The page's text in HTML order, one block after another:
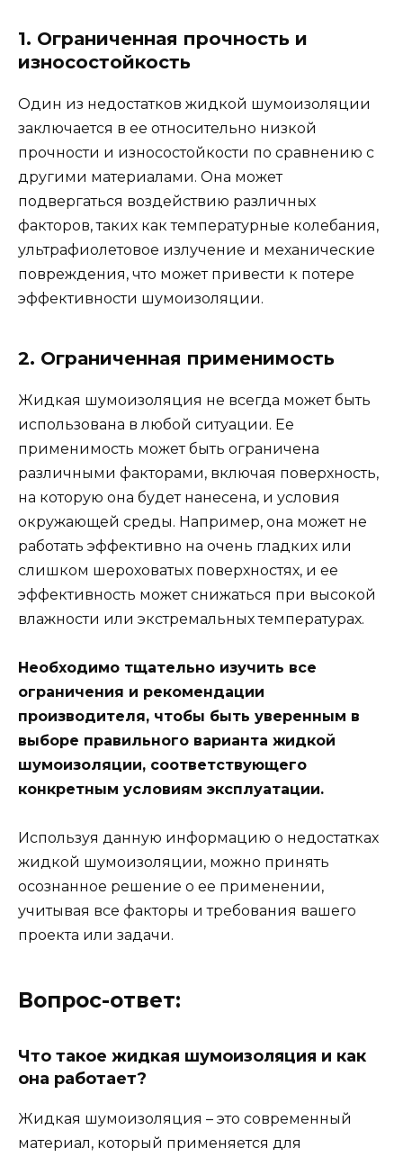
1. Ограниченная прочность и
износостойкость
Один из недостатков жидкой шумоизоляции
заключается в ее относительно низкой
прочности и износостойкости по сравнению с
другими материалами. Она может
подвергаться воздействию различных
факторов, таких как температурные колебания,
ультрафиолетовое излучение и механические
повреждения, что может привести к потере
эффективности шумоизоляции.
2. Ограниченная применимость
Жидкая шумоизоляция не всегда может быть
использована в любой ситуации. Ее
применимость может быть ограничена
различными факторами, включая поверхность,
на которую она будет нанесена, и условия
окружающей среды. Например, она может не
работать эффективно на очень гладких или
слишком шероховатых поверхностях, и ее
эффективность может снижаться при высокой
влажности или экстремальных температурах.
Необходимо тщательно изучить все
ограничения и рекомендации
производителя, чтобы быть уверенным в
выборе правильного варианта жидкой
шумоизоляции, соответствующего
конкретным условиям эксплуатации.
Используя данную информацию о недостатках
жидкой шумоизоляции, можно принять
осознанное решение о ее применении,
учитывая все факторы и требования вашего
проекта или задачи.
Вопрос-ответ:
Что такое жидкая шумоизоляция и как
она работает?
Жидкая шумоизоляция – это современный
материал, который применяется для